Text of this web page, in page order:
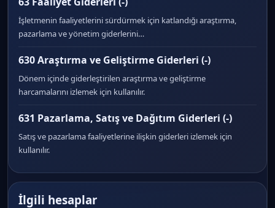
İşletmenin faaliyetlerini sürdürmek için katlandığı araştırma,
pazarlama ve yönetim giderlerini…
630 Araştırma ve Geliştirme Giderleri (-)
Dönem içinde giderleştirilen araştırma ve geliştirme
harcamalarını izlemek için kullanılır.
631 Pazarlama, Satış ve Dağıtım Giderleri (-)
Satış ve pazarlama faaliyetlerine ilişkin giderleri izlemek için
kullanılır.
İlgili hesaplar